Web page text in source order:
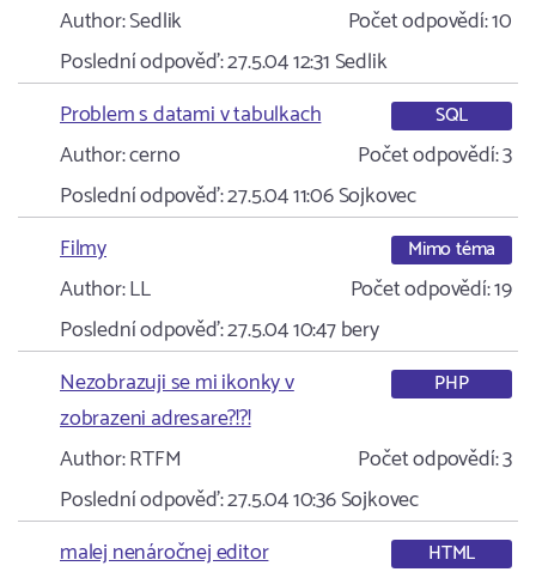
Author:Sedlik Počet odpovědí:10
Poslední odpověď:27.5.04 12:31Sedlik
Problem s datami v tabulkach
SQL
Author:cerno Počet odpovědí:3
Poslední odpověď:27.5.04 11:06Sojkovec
Filmy
Mimo téma
Author:LL Počet odpovědí:19
Poslední odpověď:27.5.04 10:47bery
Nezobrazuji se mi ikonky v
zobrazeni adresare?!?!
PHP
Author:RTFM Počet odpovědí:3
Poslední odpověď:27.5.04 10:36Sojkovec
malej nenáročnej editor
HTML